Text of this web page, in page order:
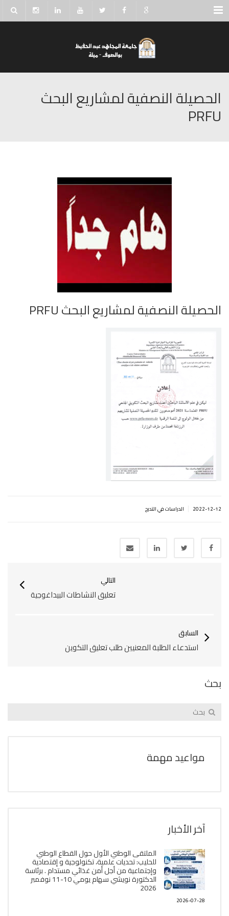
Menu
الحصيلة النصفية لمشاريع البحث
PRFU
الحصيلة النصفية لمشاريع البحث PRFU
2022-12-12 الدراسات في التدرج
التالي
تعليق النشاطات البيداغوجية
السابق
استدعاء الطلبة المعنيين طلب تعليق التكوين
بحث
مواعيد مهمة
آخر الأخبار
الملتقى الوطني الأول حول القطاع الوطني
للحليب: تحديات علمية، تكنولوجية و إقتصادية
وإجتماعية من أجل أمن غذائي مستدام . برئاسة
الدكتورة نويشي سهام يومي 10-11 نوفمبر
2026
2026-07-28